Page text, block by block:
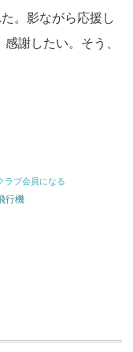
。影ながら応援し
謝したい。そう、
ラブ会員になる
行機